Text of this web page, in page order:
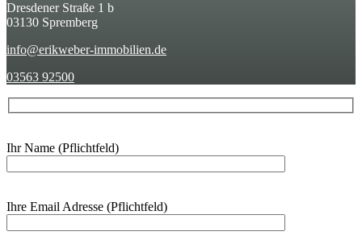
Dresdener Straße 1 b
03130 Spremberg
info@erikweber-immobilien.de
03563 92500
Ihr Name (Pflichtfeld)
Ihre Email Adresse (Pflichtfeld)